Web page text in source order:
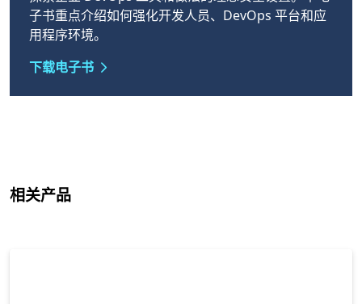
子书重点介绍如何强化开发人员、DevOps 平台和应
用程序环境。
下载电子书
相关产品